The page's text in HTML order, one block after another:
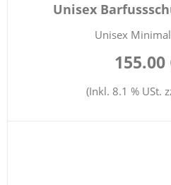
Unisex
Unisex
155.00
(Inkl. 8.1 % USt.